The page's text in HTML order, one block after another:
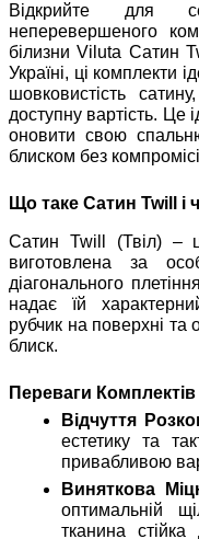
Відкрийте для
неперевершеного
білизни Viluta Сатин
Україні, ці комплекти
шовковистість
доступну вартість. Це
оновити свою
блиском без
Що таке Сатин Twill
Сатин Twill (Твіл) –
виготовлена за
діагонального
надає їй
рубчик на поверхні та
блиск.
Переваги
Відчуття
естетику та
привабливою
Виняткова
оптимальній
тканина стійка